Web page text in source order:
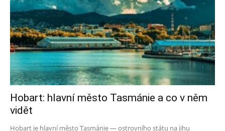
Hobart: hlavní město Tasmánie a co v něm
vidět
Hobart je hlavní město Tasmánie — ostrovního státu na jihu